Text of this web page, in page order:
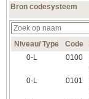
Bron codesysteem
Niveau/ Type Code
0‑L
0100
0‑L
0101